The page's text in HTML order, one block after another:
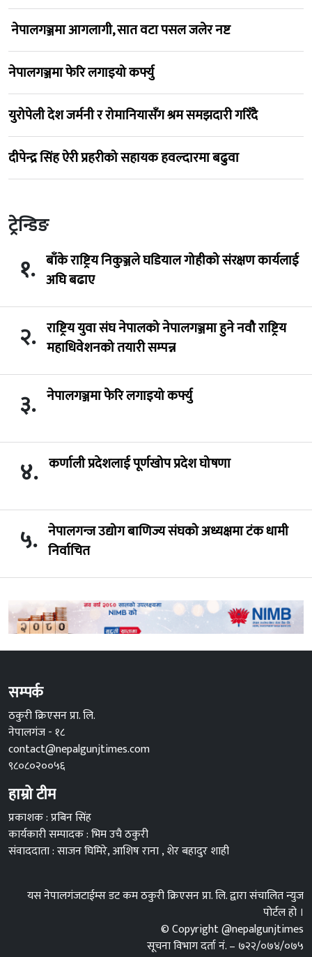
नेपालगञ्जमा आगलागी, सात वटा पसल जलेर नष्ट
नेपालगञ्जमा फेरि लगाइयो कर्फ्यु
युरोपेली देश जर्मनी र रोमानियासँग श्रम समझदारी गरिँदै
दीपेन्द्र सिंह ऐरी प्रहरीको सहायक हवल्दारमा बढुवा
ट्रेन्डिङ
१. बाँके राष्ट्रिय निकुञ्जले घडियाल गोहीको संरक्षण कार्यलाई
अघि बढाए
२. राष्ट्रिय युवा संघ नेपालको नेपालगञ्जमा हुने नवौ राष्ट्रिय
महाधिवेशनको तयारी सम्पन्न
३. नेपालगञ्जमा फेरि लगाइयो कर्फ्यु
४. कर्णाली प्रदेशलाई पूर्णखोप प्रदेश घोषणा
५. नेपालगन्ज उद्योग बाणिज्य संघको अध्यक्षमा टंक धामी
निर्वाचित
सम्पर्क
ठकुरी क्रिएसन प्रा. लि.
नेपालगंज - १८
contact@nepalgunjtimes.com
९८०८०२००५६
हाम्रो टीम
प्रकाशक : प्रबिन सिंह
कार्यकारी सम्पादक : भिम उचै ठकुरी
संवाददाता : साजन घिमिरे, आशिष राना , शेर बहादुर शाही
यस नेपालगंजटाईम्स डट कम ठकुरी क्रिएसन प्रा. लि. द्वारा संचालित न्युज
पोर्टल हो ।
© Copyright @nepalgunjtimes
सूचना विभाग दर्ता नं. – ७२२/०७४/०७५